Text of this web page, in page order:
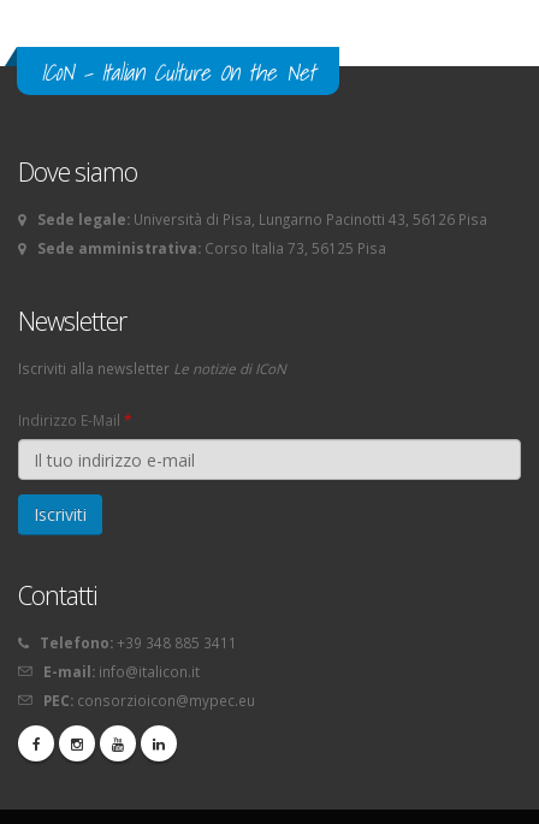
ICoN - Italian Culture On the Net
Dove siamo
Sede legale: Università di Pisa, Lungarno Pacinotti 43, 56126 Pisa
Sede amministrativa: Corso Italia 73, 56125 Pisa
Newsletter
Iscriviti alla newsletter Le notizie di ICoN
Indirizzo E-Mail *
Contatti
Telefono: +39 348 885 3411
E-mail: info@italicon.it
PEC: consorzioicon@mypec.eu